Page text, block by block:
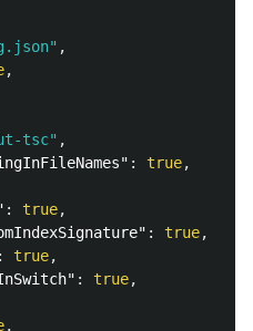
,
,
tsc" ,
: true,
: true,
: true,
: true,
: true,
,